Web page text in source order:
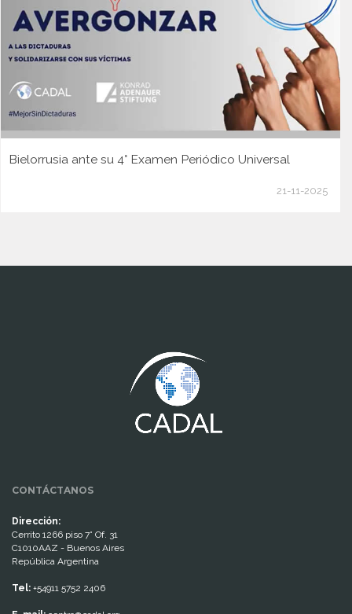
Bielorrusia ante su 4° Examen Periódico Universal
21-11-2025
CONTÁCTANOS
Dirección:
Cerrito 1266 piso 7° Of. 31
C1010AAZ - Buenos Aires
República Argentina
Tel: +54911 5752 2406